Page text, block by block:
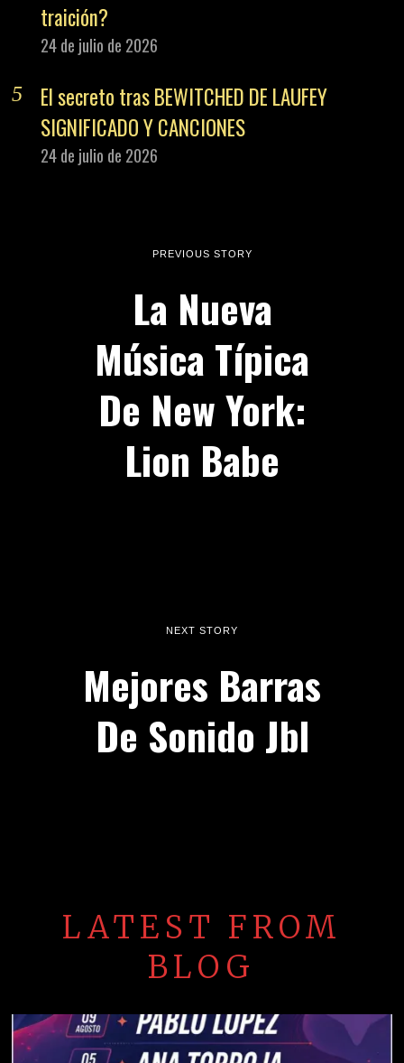
traición?
24 de julio de 2026
El secreto tras BEWITCHED DE LAUFEY
SIGNIFICADO Y CANCIONES
24 de julio de 2026
PREVIOUS STORY
La Nueva
Música Típica
De New York:
Lion Babe
NEXT STORY
Mejores Barras
De Sonido Jbl
LATEST FROM
BLOG